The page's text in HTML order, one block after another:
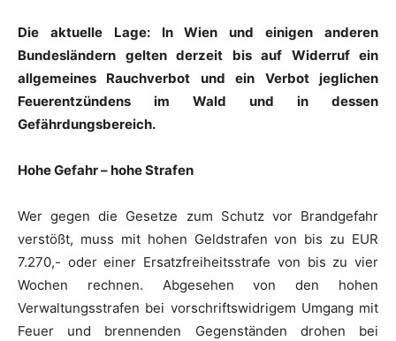
Die aktuelle Lage: In Wien und einigen anderen
Bundesländern gelten derzeit bis auf Widerruf ein
allgemeines Rauchverbot und ein Verbot jeglichen
Feuerentzündens im Wald und in dessen
Gefährdungsbereich.
Hohe Gefahr – hohe Strafen
Wer gegen die Gesetze zum Schutz vor Brandgefahr
verstößt, muss mit hohen Geldstrafen von bis zu EUR
7.270,- oder einer Ersatzfreiheitsstrafe von bis zu vier
Wochen rechnen. Abgesehen von den hohen
Verwaltungsstrafen bei vorschriftswidrigem Umgang mit
Feuer und brennenden Gegenständen drohen bei